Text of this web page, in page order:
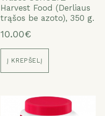
Harvest Food (Derliaus
trąšos be azoto), 350 g.
10.00€
Į KREPŠELĮ